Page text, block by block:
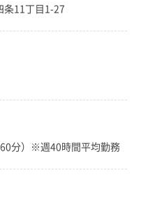
条11丁目1-27
分）※週40時間平均勤務